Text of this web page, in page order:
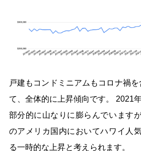
戸建もコンドミニアムもコロナ禍
て、全体的に上昇傾向です。 2021
部分的に山なりに膨らんでいます
のアメリカ国内においてハワイ人
る一時的な上昇と考えられます。